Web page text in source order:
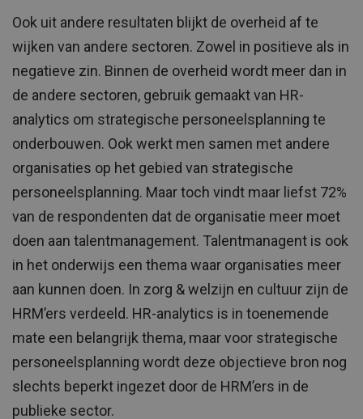
Ook uit andere resultaten blijkt de overheid af te
wijken van andere sectoren. Zowel in positieve als in
negatieve zin. Binnen de overheid wordt meer dan in
de andere sectoren, gebruik gemaakt van HR-
analytics om strategische personeelsplanning te
onderbouwen. Ook werkt men samen met andere
organisaties op het gebied van strategische
personeelsplanning. Maar toch vindt maar liefst 72%
van de respondenten dat de organisatie meer moet
doen aan talentmanagement. Talentmanagent is ook
in het onderwijs een thema waar organisaties meer
aan kunnen doen. In zorg & welzijn en cultuur zijn de
HRM’ers verdeeld. HR-analytics is in toenemende
mate een belangrijk thema, maar voor strategische
personeelsplanning wordt deze objectieve bron nog
slechts beperkt ingezet door de HRM’ers in de
publieke sector.